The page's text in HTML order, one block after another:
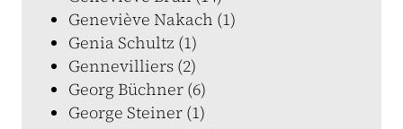
Geneviève Nakach (1)
Genia Schultz (1)
Gennevilliers (2)
Georg Büchner (6)
George Steiner (1)